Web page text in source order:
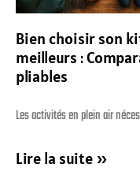
Bien choisir son
meilleurs :
pliables
Les activités en plein air
Lire la suite »